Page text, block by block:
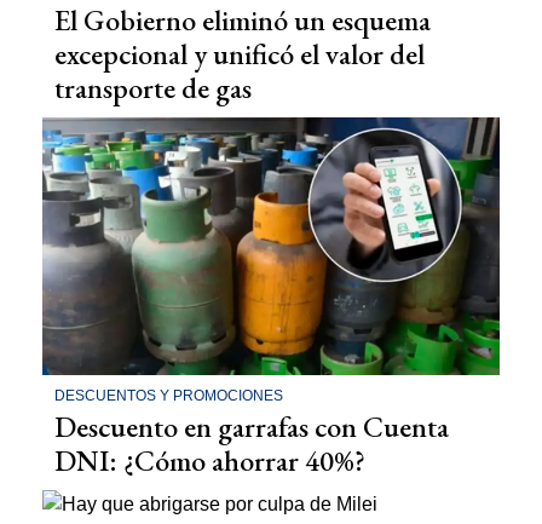
El Gobierno eliminó un esquema
excepcional y unificó el valor del
transporte de gas
DESCUENTOS Y PROMOCIONES
Descuento en garrafas con Cuenta
DNI: ¿Cómo ahorrar 40%?